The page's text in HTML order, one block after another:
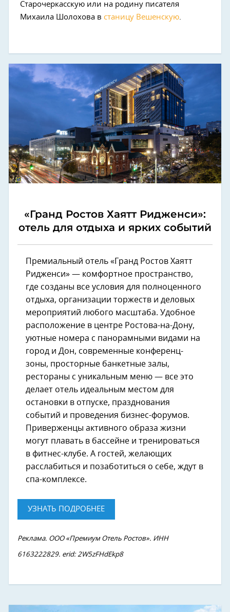
Старочеркасскую или на родину писателя
Михаила Шолохова в станицу Вешенскую.
«Гранд Ростов Хаятт Ридженси»:
отель для отдыха и ярких событий
Премиальный отель «Гранд Ростов Хаятт
Ридженси» — комфортное пространство,
где созданы все условия для полноценного
отдыха, организации торжеств и деловых
мероприятий любого масштаба. Удобное
расположение в центре Ростова-на-Дону,
уютные номера с панорамными видами на
город и Дон, современные конференц-
зоны, просторные банкетные залы,
рестораны с уникальным меню — все это
делает отель идеальным местом для
остановки в отпуске, празднования
событий и проведения бизнес-форумов.
Приверженцы активного образа жизни
могут плавать в бассейне и тренироваться
в фитнес-клубе. А гостей, желающих
расслабиться и позаботиться о себе, ждут в
спа-комплексе.
УЗНАТЬ ПОДРОБНЕЕ
Реклама. ООО «Премиум Отель Ростов». ИНН
6163222829. erid: 2W5zFHdEkp8